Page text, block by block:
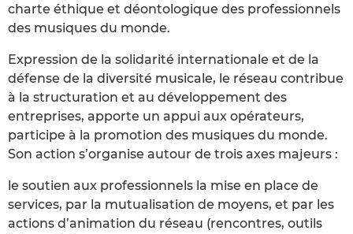
charte éthique et déontologique des professionnels
des musiques du monde.
Expression de la solidarité internationale et de la
défense de la diversité musicale, le réseau contribue
à la structuration et au développement des
entreprises, apporte un appui aux opérateurs,
participe à la promotion des musiques du monde.
Son action s’organise autour de trois axes majeurs :
le soutien aux professionnels la mise en place de
services, par la mutualisation de moyens, et par les
actions d’animation du réseau (rencontres, outils